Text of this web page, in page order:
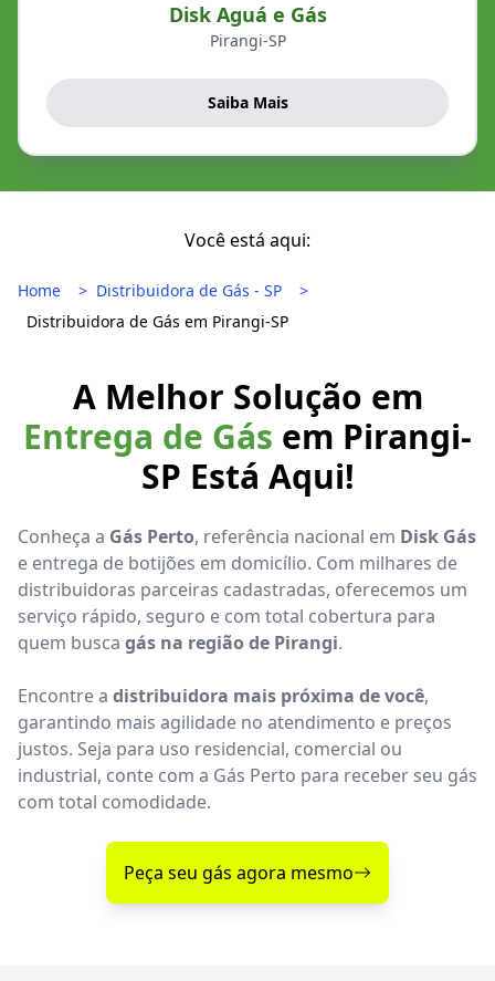
Disk Aguá e Gás
Pirangi-SP
Saiba Mais
Você está aqui:
Home
Distribuidora de Gás - SP
Distribuidora de Gás em Pirangi-SP
A Melhor Solução em
Entrega de Gás em Pirangi-
SP Está Aqui!
Conheça a Gás Perto, referência nacional em Disk Gás
e entrega de botijões em domicílio. Com milhares de
distribuidoras parceiras cadastradas, oferecemos um
serviço rápido, seguro e com total cobertura para
quem busca gás na região de Pirangi.
Encontre a distribuidora mais próxima de você,
garantindo mais agilidade no atendimento e preços
justos. Seja para uso residencial, comercial ou
industrial, conte com a Gás Perto para receber seu gás
com total comodidade.
Peça seu gás agora mesmo